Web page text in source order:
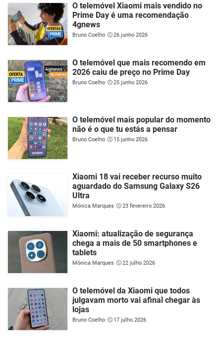
O telemóvel Xiaomi mais vendido no
Prime Day é uma recomendação
4gnews
Bruno Coelho 26 junho 2026
O telemóvel que mais recomendo em
2026 caiu de preço no Prime Day
Bruno Coelho 25 junho 2026
O telemóvel mais popular do momento
não é o que tu estás a pensar
Bruno Coelho 15 junho 2026
Xiaomi 18 vai receber recurso muito
aguardado do Samsung Galaxy S26
Ultra
Mónica Marques 23 fevereiro 2026
Xiaomi: atualização de segurança
chega a mais de 50 smartphones e
tablets
Mónica Marques 22 julho 2026
O telemóvel da Xiaomi que todos
julgavam morto vai afinal chegar às
lojas
Bruno Coelho 17 julho 2026